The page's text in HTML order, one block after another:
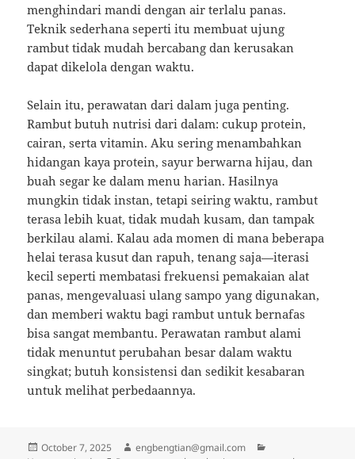
menghindari mandi dengan air terlalu panas.
Teknik sederhana seperti itu membuat ujung
rambut tidak mudah bercabang dan kerusakan
dapat dikelola dengan waktu.
Selain itu, perawatan dari dalam juga penting.
Rambut butuh nutrisi dari dalam: cukup protein,
cairan, serta vitamin. Aku sering menambahkan
hidangan kaya protein, sayur berwarna hijau, dan
buah segar ke dalam menu harian. Hasilnya
mungkin tidak instan, tetapi seiring waktu, rambut
terasa lebih kuat, tidak mudah kusam, dan tampak
berkilau alami. Kalau ada momen di mana beberapa
helai terasa kusut dan rapuh, tenang saja—iterasi
kecil seperti membatasi frekuensi pemakaian alat
panas, mengevaluasi ulang sampo yang digunakan,
dan memberi waktu bagi rambut untuk bernafas
bisa sangat membantu. Perawatan rambut alami
tidak menuntut perubahan besar dalam waktu
singkat; butuh konsistensi dan sedikit kesabaran
untuk melihat perbedaannya.
Posted
October 7, 2025 Author
engbengtian@gmail.com